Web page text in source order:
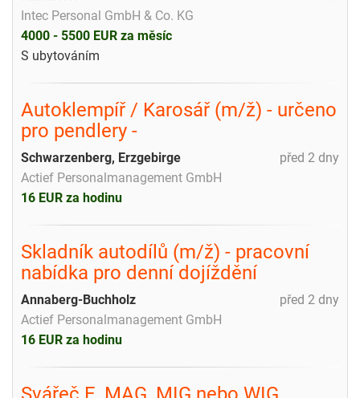
Intec Personal GmbH & Co. KG
4000 - 5500 EUR za měsíc
S ubytováním
Autoklempíř / Karosář (m/ž) - určeno
pro pendlery -
před 2 dny
Schwarzenberg, Erzgebirge
Actief Personalmanagement GmbH
16 EUR za hodinu
Skladník autodílů (m/ž) - pracovní
nabídka pro denní dojíždění
před 2 dny
Annaberg-Buchholz
Actief Personalmanagement GmbH
16 EUR za hodinu